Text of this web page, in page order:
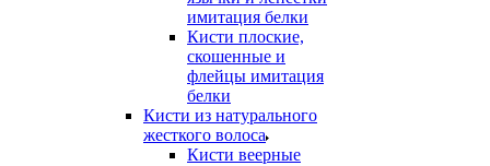
имитация белки
Кисти плоские,
скошенные и
флейцы имитация
белки
Кисти из натурального
жесткого волоса
Кисти веерные